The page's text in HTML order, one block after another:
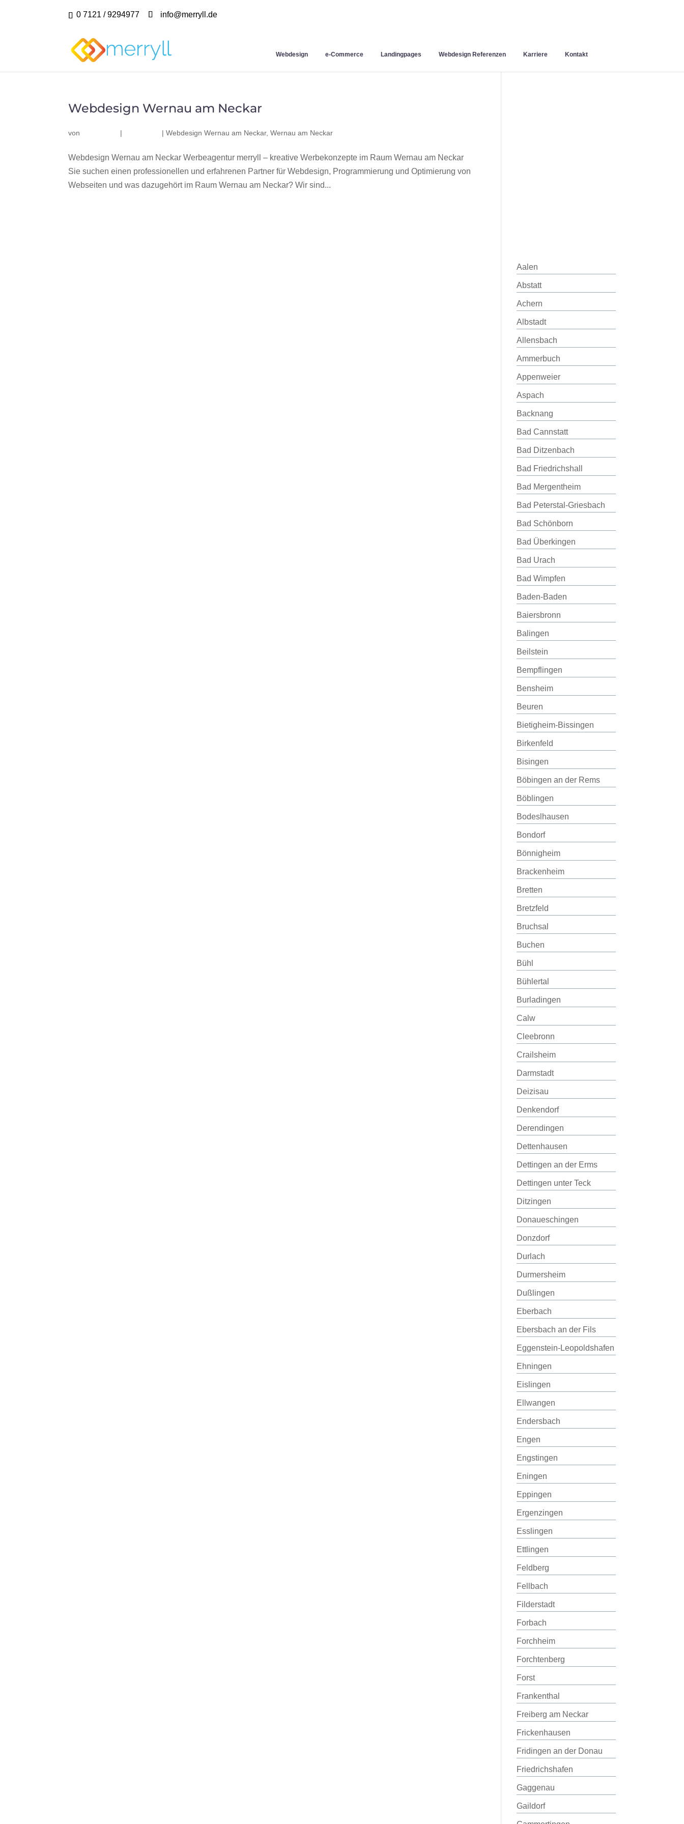
0 7121 / 9294977 info@merryll.de
Webdesign e-Commerce Landingpages Webdesign Referenzen Karriere Kontakt
Webdesign Wernau am Neckar
von | |Webdesign Wernau am Neckar,Wernau am Neckar
Webdesign Wernau am Neckar Werbeagentur merryll – kreative Werbekonzepte im Raum Wernau am Neckar
Sie suchen einen professionellen und erfahrenen Partner für Webdesign, Programmierung und Optimierung von
Webseiten und was dazugehört im Raum Wernau am Neckar? Wir sind...
Aalen
Abstatt
Achern
Albstadt
Allensbach
Ammerbuch
Appenweier
Aspach
Backnang
Bad Cannstatt
Bad Ditzenbach
Bad Friedrichshall
Bad Mergentheim
Bad Peterstal-Griesbach
Bad Schönborn
Bad Überkingen
Bad Urach
Bad Wimpfen
Baden-Baden
Baiersbronn
Balingen
Beilstein
Bempflingen
Bensheim
Beuren
Bietigheim-Bissingen
Birkenfeld
Bisingen
Böbingen an der Rems
Böblingen
Bodeslhausen
Bondorf
Bönnigheim
Brackenheim
Bretten
Bretzfeld
Bruchsal
Buchen
Bühl
Bühlertal
Burladingen
Calw
Cleebronn
Crailsheim
Darmstadt
Deizisau
Denkendorf
Derendingen
Dettenhausen
Dettingen an der Erms
Dettingen unter Teck
Ditzingen
Donaueschingen
Donzdorf
Durlach
Durmersheim
Dußlingen
Eberbach
Ebersbach an der Fils
Eggenstein-Leopoldshafen
Ehningen
Eislingen
Ellwangen
Endersbach
Engen
Engstingen
Eningen
Eppingen
Ergenzingen
Esslingen
Ettlingen
Feldberg
Fellbach
Filderstadt
Forbach
Forchheim
Forchtenberg
Forst
Frankenthal
Freiberg am Neckar
Frickenhausen
Fridingen an der Donau
Friedrichshafen
Gaggenau
Gaildorf